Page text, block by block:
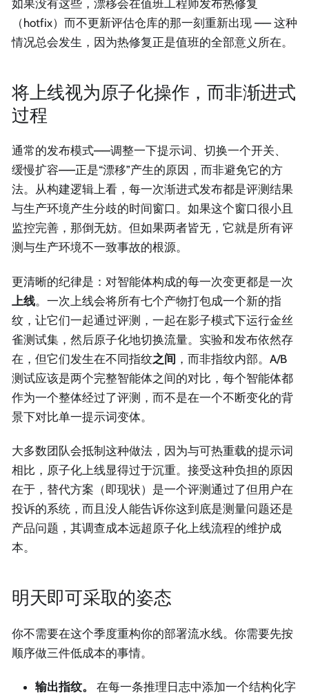
如果没有这些，漂移会在值班工程师发布热修复
（hotfix）而不更新评估仓库的那一刻重新出现 —— 这种
情况总会发生，因为热修复正是值班的全部意义所在。
将上线视为原子化操作，而非渐进式
过程
通常的发布模式——调整一下提示词、切换一个开关、
缓慢扩容——正是“漂移”产生的原因，而非避免它的方
法。从构建逻辑上看，每一次渐进式发布都是评测结果
与生产环境产生分歧的时间窗口。如果这个窗口很小且
监控完善，那倒无妨。但如果两者皆无，它就是所有评
测与生产环境不一致事故的根源。
更清晰的纪律是：对智能体构成的每一次变更都是一次
上线。一次上线会将所有七个产物打包成一个新的指
纹，让它们一起通过评测，一起在影子模式下运行金丝
雀测试集，然后原子化地切换流量。实验和发布依然存
在，但它们发生在不同指纹之间 ，而非指纹内部。A/B
测试应该是两个完整智能体之间的对比，每个智能体都
作为一个整体经过了评测，而不是在一个不断变化的背
景下对比单一提示词变体。
大多数团队会抵制这种做法，因为与可热重载的提示词
相比，原子化上线显得过于沉重。接受这种负担的原因
在于，替代方案（即现状）是一个评测通过了但用户在
投诉的系统，而且没人能告诉你这到底是测量问题还是
产品问题，其调查成本远超原子化上线流程的维护成
本。
明天即可采取的姿态
你不需要在这个季度重构你的部署流水线。你需要先按
顺序做三件低成本的事情。
输出指纹。
在每一条推理日志中添加一个结构化字